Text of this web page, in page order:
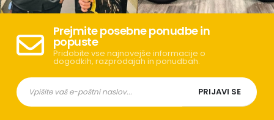
Prejmite posebne ponudbe in
popuste
Pridobite vse najnovejše informacije o
dogodkih, razprodajah in ponudbah.